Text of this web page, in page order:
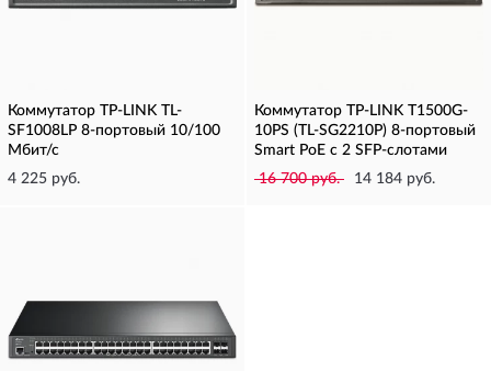
Коммутатор TP-LINK TL-
SF1008LP 8-портовый 10/100
Мбит/с
4 225 руб.
Коммутатор TP-LINK T1500G-
10PS (TL-SG2210P) 8-портовый
Smart PoE с 2 SFP-слотами
16 700 руб.
14 184 руб.